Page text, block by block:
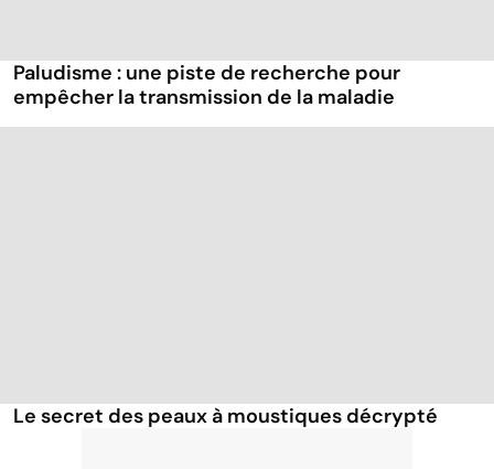
Paludisme : une piste de recherche pour
empêcher la transmission de la maladie
Le secret des peaux à moustiques décrypté